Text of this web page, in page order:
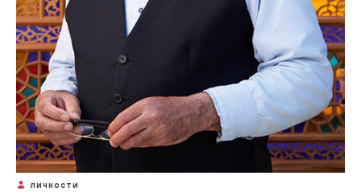
ЛИЧНОСТИ